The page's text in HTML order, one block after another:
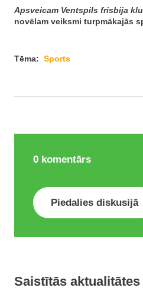
Apsveicam Ventspils frisbija
novēlam veiksmi turpmākajās
Tēma: Sports
0 komentārs
Piedalies diskusijā
Saistītās aktualitātes